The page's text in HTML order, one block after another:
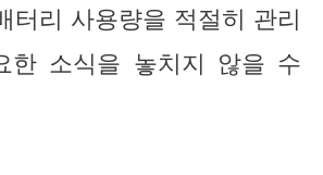
터리 사용량을 적절히 관리
한 소식을 놓치지 않을 수